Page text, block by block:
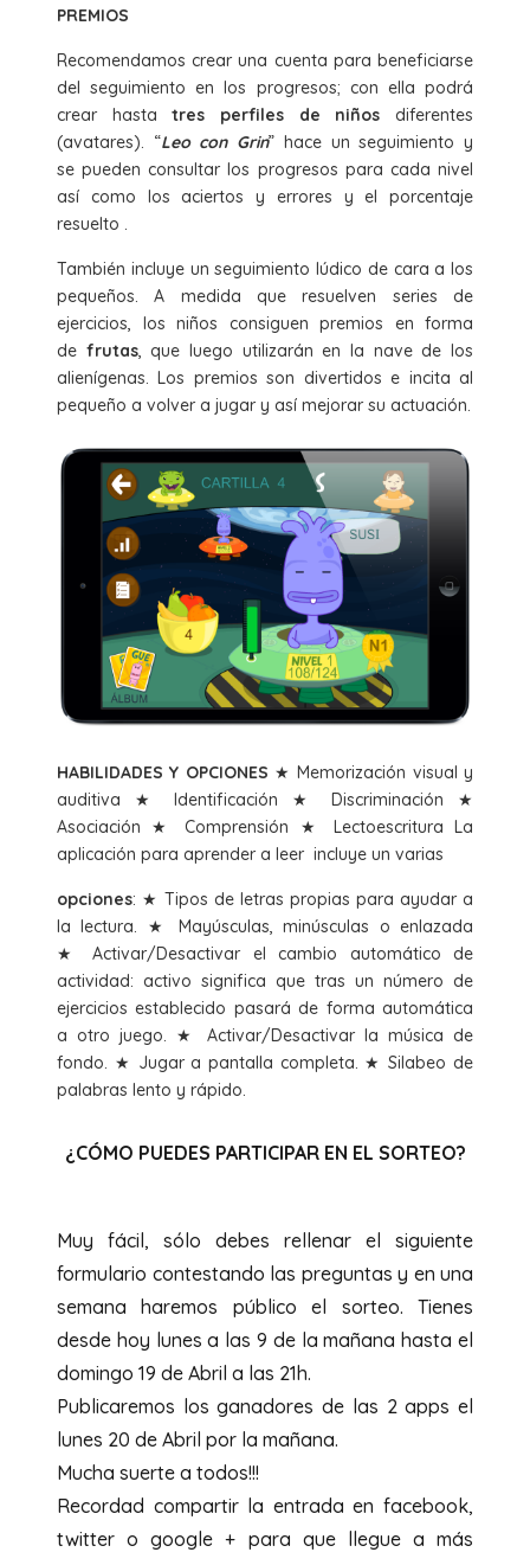
PREMIOS
Recomendamos crear una cuenta para beneficiarse
del seguimiento en los progresos; con ella podrá
crear hastatres perfiles de niños diferentes
(avatares). “Leo con Grin” hace un seguimiento y
se pueden consultar los progresos para cada nivel
así como los aciertos y errores y el porcentaje
resuelto .
También incluye un seguimiento lúdico de cara a los
pequeños. A medida que resuelven series de
ejercicios, los niños consiguen premios en forma
de frutas, que luego utilizarán en la nave de los
alienígenas. Los premios son divertidos e incita al
pequeño a volver a jugar y así mejorar su actuación.
HABILIDADES Y OPCIONES ★ Memorización visual y
auditiva ★ Identificación ★ Discriminación ★
Asociación ★ Comprensión ★ Lectoescritura La
aplicación para aprender a leer incluye un varias
opciones: ★ Tipos de letras propias para ayudar a
la lectura. ★ Mayúsculas, minúsculas o enlazada
★ Activar/Desactivar el cambio automático de
actividad: activo significa que tras un número de
ejercicios establecido pasará de forma automática
a otro juego. ★ Activar/Desactivar la música de
fondo. ★ Jugar a pantalla completa. ★ Silabeo de
palabras lento y rápido.
¿CÓMO PUEDES PARTICIPAR EN EL SORTEO?
Muy fácil, sólo debes rellenar el siguiente
formulario contestando las preguntas y en una
semana haremos público el sorteo. Tienes
desde hoy lunes a las 9 de la mañana hasta el
domingo 19 de Abril a las 21h.
Publicaremos los ganadores de las 2 apps el
lunes 20 de Abril por la mañana.
Mucha suerte a todos!!!
Recordad compartir la entrada en facebook,
twitter o google + para que llegue a más